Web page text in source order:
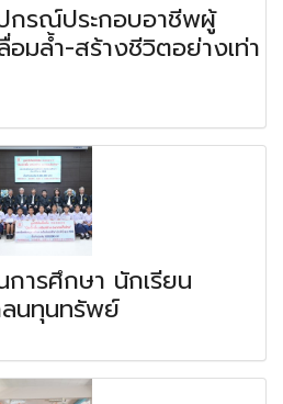
กรณ์ประกอบอาชีพผู้
อมล้ำ-สร้างชีวิตอย่างเท่า
ารศึกษา นักเรียน
นทุนทรัพย์